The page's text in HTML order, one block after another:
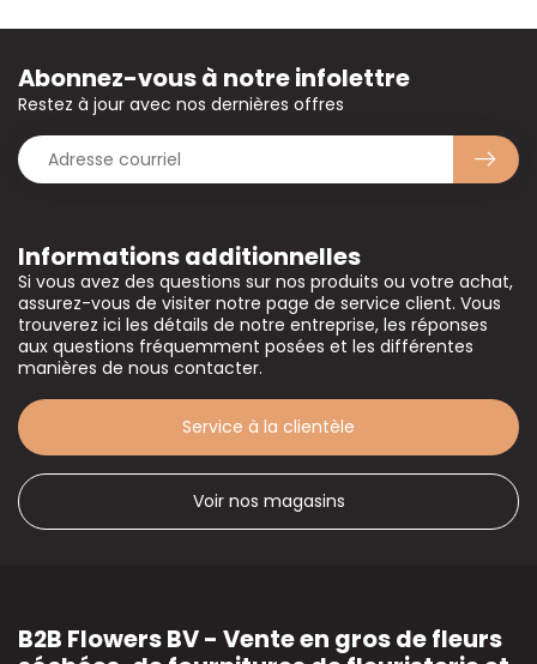
Informations additionnelles
Si vous avez des questions sur nos produits ou votre achat,
assurez-vous de visiter notre page de service client. Vous
trouverez ici les détails de notre entreprise, les réponses
aux questions fréquemment posées et les différentes
manières de nous contacter.
Service à la clientèle
Voir nos magasins
Abonnez-vous à notre infolettre
Restez à jour avec nos dernières offres
B2B Flowers BV - Vente en gros de fleurs